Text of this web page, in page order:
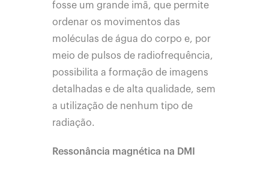
fosse um grande imã, que permite
ordenar os movimentos das
moléculas de água do corpo e, por
meio de pulsos de radiofrequência,
possibilita a formação de imagens
detalhadas e de alta qualidade, sem
a utilização de nenhum tipo de
radiação.
Ressonância magnética na DMI